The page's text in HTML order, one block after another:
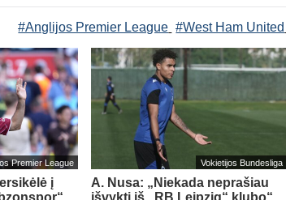
#Anglijos Premier League #West Ham United
Premier League
į
Vokietijos Bundesliga
A. Nusa: „Niekada neprašiau
išvykti iš „RB Leipzig“ klubo“